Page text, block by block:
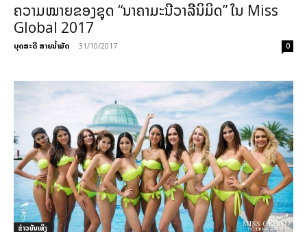
ຄວາມໝາຍຂອງຊຸດ “ນາຄາມະນີວາລີນິມິດ” ໃນ Miss
Global 2017
ບຸດສະດີ ສາຍນ້ຳມັດ - 31/10/2017 0
​ຂ່າວບັນເທິງ